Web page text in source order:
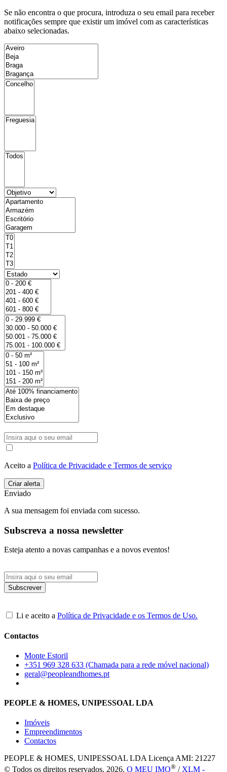
Se não encontra o que procura, introduza o seu email para receber
notificações sempre que existir um imóvel com as características
abaixo selecionadas.
Aceito a Política de Privacidade e Termos de serviço
Enviado
A sua mensagem foi enviada com sucesso.
Subscreva a nossa newsletter
Esteja atento a novas campanhas e a novos eventos!
Li e aceito a Política de Privacidade e os Termos de Uso.
Contactos
Monte Estoril
+351 969 328 633 (Chamada para a rede móvel nacional)
geral@peopleandhomes.pt
PEOPLE & HOMES, UNIPESSOAL LDA
Imóveis
Empreendimentos
Contactos
PEOPLE & HOMES, UNIPESSOAL LDA Licença AMI: 21227
© Todos os direitos reservados, 2026. O MEU IMO® /XLM -